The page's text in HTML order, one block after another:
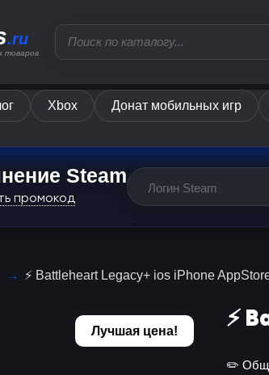
.ru
товаров
Xbox Донат мобильных игр
Steam
промокод
⚡️ Battleheart Legacy+ ios iPhone
Лучшая цена! ⚡️
✏️